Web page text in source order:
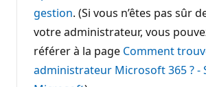
gestion. (Si vous n’êtes pas sûr
votre administrateur, vous
référer à la page Comment
administrateur Microsoft 365 ? -